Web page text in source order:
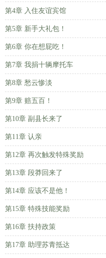
第4章 入住友谊宾馆
第5章 新手大礼包！
第6章 你在想屁吃！
第7章 我捐十辆摩托车
第8章 愁云惨淡
第9章 赔五百！
第10章 副县长来了
第11章 认亲
第12章 再次触发特殊奖励
第13章 段莽回来了
第14章 应该不是他！
第15章 特殊技能奖励
第16章 扶持政策
第17章 助理苏青抵达